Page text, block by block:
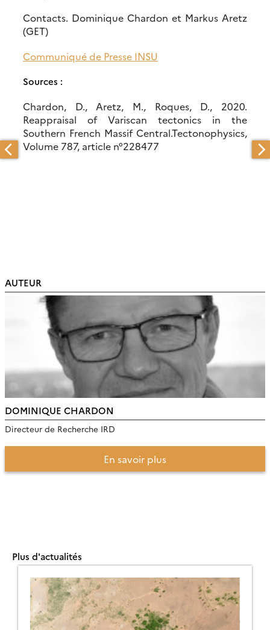
Contacts. Dominique Chardon et Markus Aretz
(GET)
Communiqué de Presse INSU
Sources :
Chardon, D., Aretz, M., Roques, D., 2020.
Reappraisal of Variscan tectonics in the
Southern French Massif Central.Tectonophysics,
Volume 787, article n°228477
AUTEUR
DOMINIQUE CHARDON
Directeur de Recherche IRD
En savoir plus
Plus d'actualités